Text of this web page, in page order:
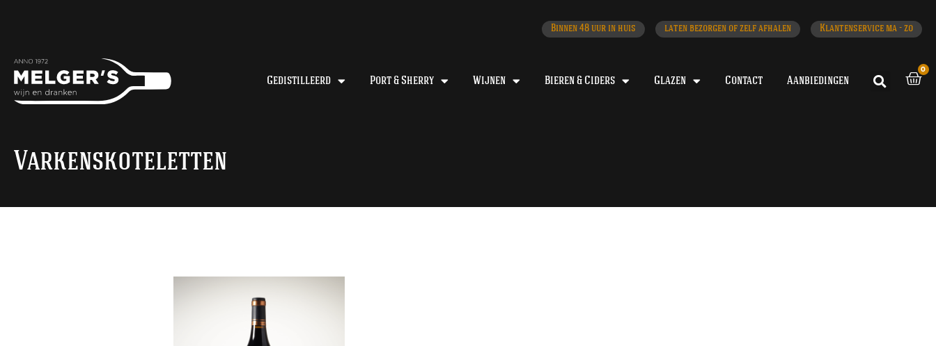
Binnen 48 uur in huis laten bezorgen of zelf afhalen Klantenservice ma - zo
Gedistilleerd Port & Sherry Wijnen Bieren & Ciders Glazen Contact Aanbiedingen
0
Varkenskoteletten